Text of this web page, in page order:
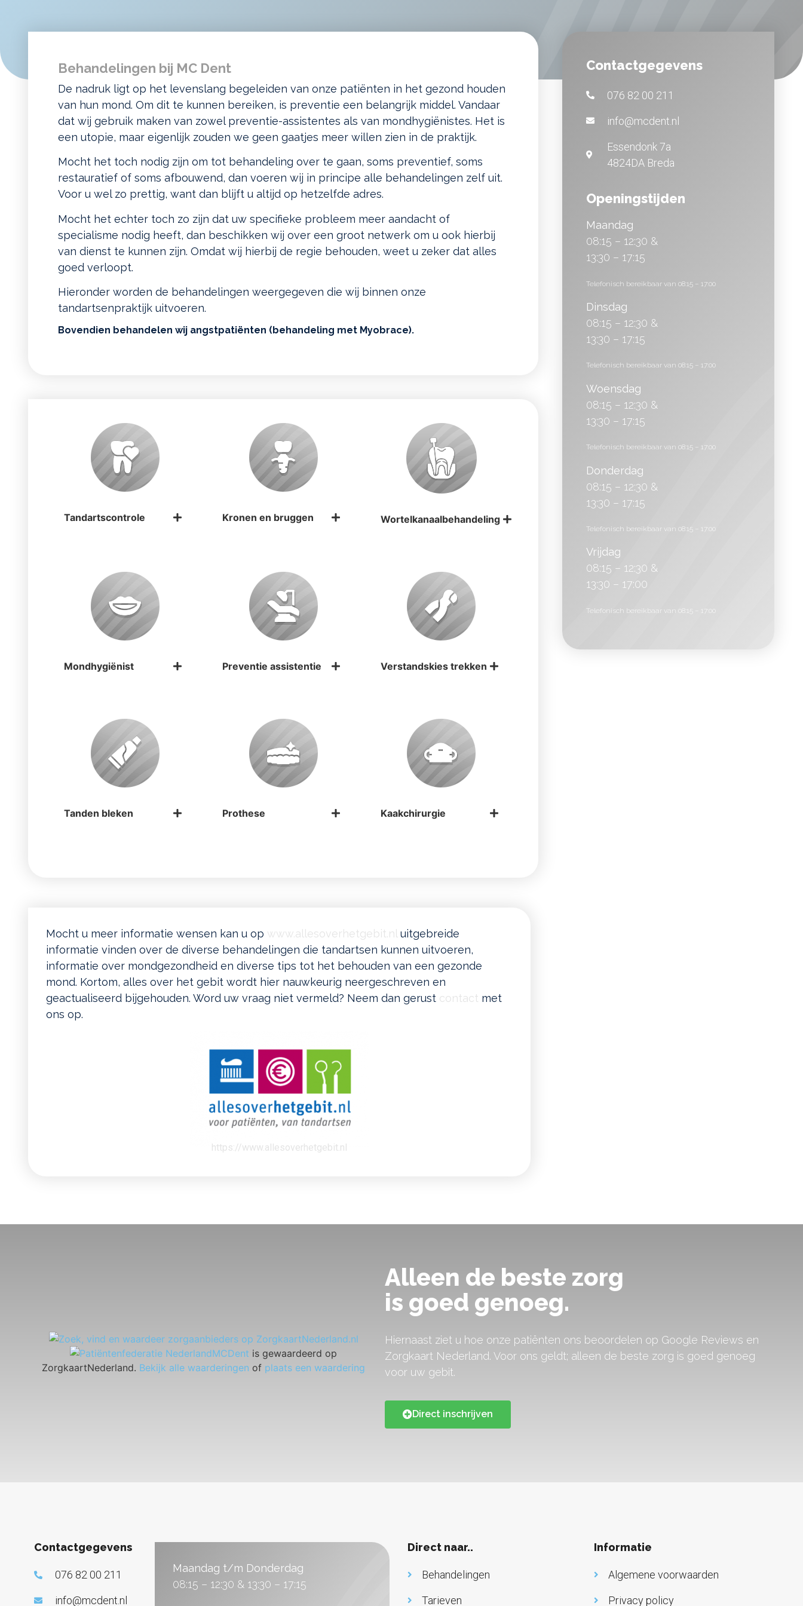
Behandelingen bij MC Dent
De nadruk ligt op het levenslang begeleiden van onze patiënten in het gezond houden
van hun mond. Om dit te kunnen bereiken, is preventie een belangrijk middel. Vandaar
dat wij gebruik maken van zowel preventie-assistentes als van mondhygiënistes. Het is
een utopie, maar eigenlijk zouden we geen gaatjes meer willen zien in de praktijk.
Mocht het toch nodig zijn om tot behandeling over te gaan, soms preventief, soms
restauratief of soms afbouwend, dan voeren wij in principe alle behandelingen zelf uit.
Voor u wel zo prettig, want dan blijft u altijd op hetzelfde adres.
Mocht het echter toch zo zijn dat uw specifieke probleem meer aandacht of
specialisme nodig heeft, dan beschikken wij over een groot netwerk om u ook hierbij
van dienst te kunnen zijn. Omdat wij hierbij de regie behouden, weet u zeker dat alles
goed verloopt.
Hieronder worden de behandelingen weergegeven die wij binnen onze
tandartsenpraktijk uitvoeren.
Bovendien behandelen wij angstpatiënten (behandeling met Myobrace).
Tandartscontrole Kronen en bruggen Wortelkanaalbehandeling
Mondhygiënist Preventie assistentie Verstandskies trekken
Tanden bleken Prothese Kaakchirurgie
Contactgegevens
076 82 00 211
info@mcdent.nl
Essendonk 7a
4824DA Breda
Openingstijden
Maandag
08:15 – 12:30 &
13:30 – 17:15
Telefonisch bereikbaar van 08:15 – 17:00
Dinsdag
08:15 – 12:30 &
13:30 – 17:15
Telefonisch bereikbaar van 08:15 – 17:00
Woensdag
08:15 – 12:30 &
13:30 – 17:15
Telefonisch bereikbaar van 08:15 – 17:00
Donderdag
08:15 – 12:30 &
13:30 – 17:15
Telefonisch bereikbaar van 08:15 – 17:00
Vrijdag
08:15 – 12:30 &
13:30 – 17:00
Telefonisch bereikbaar van 08:15 – 17:00
Mocht u meer informatie wensen kan u op www.allesoverhetgebit.nluitgebreide
informatie vinden over de diverse behandelingen die tandartsen kunnen uitvoeren,
informatie over mondgezondheid en diverse tips tot het behouden van een gezonde
mond. Kortom, alles over het gebit wordt hier nauwkeurig neergeschreven en
geactualiseerd bijgehouden. Word uw vraag niet vermeld? Neem dan gerust contact met
ons op.
https://www.allesoverhetgebit.nl
MCDent is gewaardeerd op
ZorgkaartNederland. Bekijk alle waarderingen of plaats een waardering
Alleen de beste zorg
is goed genoeg.
Hiernaast ziet u hoe onze patiënten ons beoordelen op Google Reviews en
Zorgkaart Nederland. Voor ons geldt; alleen de beste zorg is goed genoeg
voor uw gebit.
Direct inschrijven
Contactgegevens
076 82 00 211
info@mcdent.nl
Maandag t/m Donderdag
08:15 – 12:30 & 13:30 – 17:15
Direct naar..
Behandelingen
Tarieven
Informatie
Algemene voorwaarden
Privacy policy